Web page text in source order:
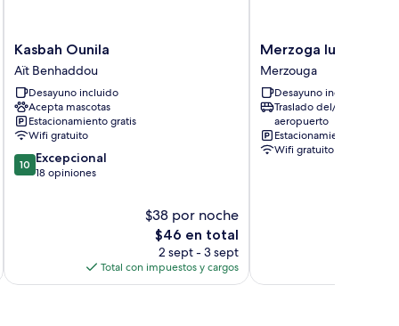
Kasbah
Ounila
Aït
Benhaddou
Kasbah Ounila
Aït Benhaddou
Desayuno incluido
Acepta mascotas
Estacionamiento gratis
Wifi gratuito
10.0
de
10 Excepcional
18 opiniones
$38 por noche
El
precio
actual
es
$46 en total
2 sept - 3 sept
Total con impuestos y cargos
Merzoga
luxury
desert
camp
Merzouga
Merzoga luxury
Merzouga
Desayuno incluido
Traslado del/al
aeropuerto
Estacionamiento gratis
Wifi gratuito